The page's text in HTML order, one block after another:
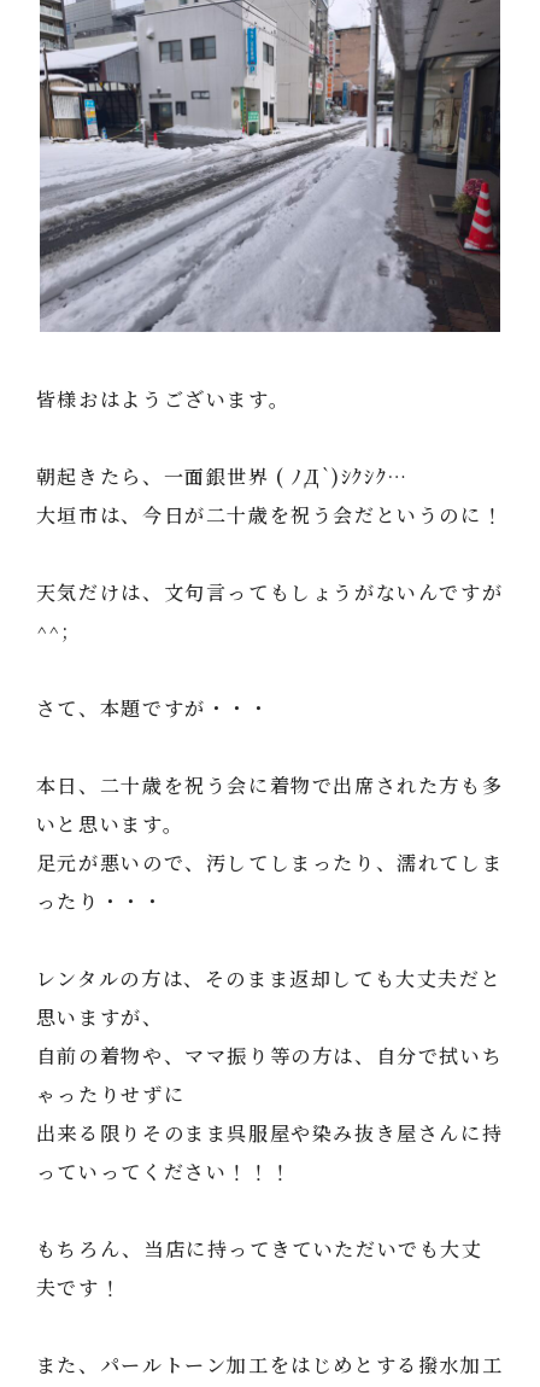
皆様おはようございます。
朝起きたら、一面銀世界 ( ﾉД`)ｼｸｼｸ…
大垣市は、今日が二十歳を祝う会だというのに！
天気だけは、文句言ってもしょうがないんですが
^^;
さて、本題ですが・・・
本日、二十歳を祝う会に着物で出席された方も多
いと思います。
足元が悪いので、汚してしまったり、濡れてしま
ったり・・・
レンタルの方は、そのまま返却しても大丈夫だと
思いますが、
自前の着物や、ママ振り等の方は、自分で拭いち
ゃったりせずに
出来る限りそのまま呉服屋や染み抜き屋さんに持
っていってください！！！
もちろん、当店に持ってきていただいでも大丈
夫です！
また、パールトーン加工をはじめとする撥水加工